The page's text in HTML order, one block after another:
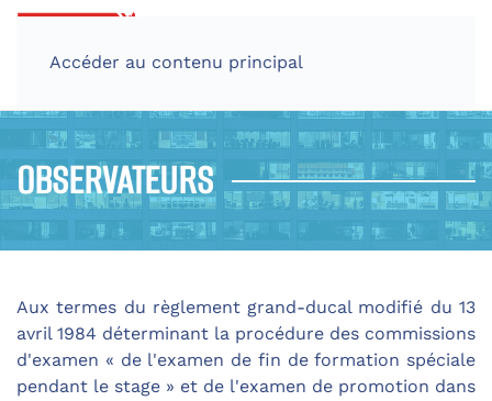
Accéder au contenu principal
OBSERVATEURS
Aux termes du règlement grand-ducal modifié du 13
avril 1984 déterminant la procédure des commissions
d'examen « de l'examen de fin de formation spéciale
pendant le stage » et de l'examen de promotion dans